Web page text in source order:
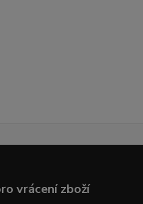
vrácení zboží